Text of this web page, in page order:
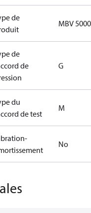
de
MBV 5000
de
de
G
du
de test
M
No